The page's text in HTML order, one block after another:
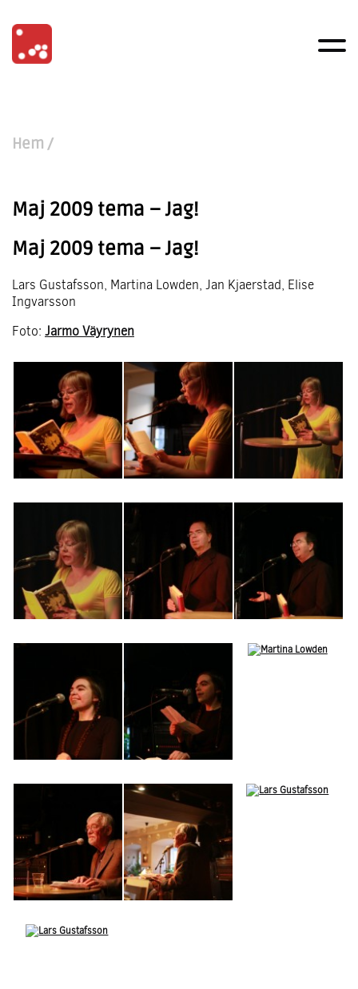
Hem /
Maj 2009 tema – Jag!
Maj 2009 tema – Jag!
Lars Gustafsson, Martina Lowden, Jan Kjaerstad, Elise
Ingvarsson
Foto: Jarmo Väyrynen